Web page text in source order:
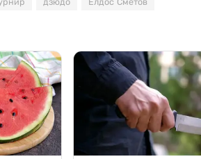
дзюдо Елдос Сметов